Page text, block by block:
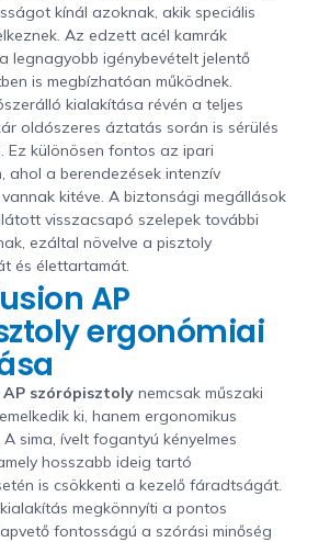
kínál azoknak, akik speciális
Az edzett acél kamrák
legnagyobb igénybevételt jelentő
is megbízhatóan működnek.
kialakítása révén a teljes
oldószeres áztatás során is sérülés
Ez különösen fontos az ipari
ahol a berendezések intenzív
kitéve. A biztonsági megállások
visszacsapó szelepek további
ezáltal növelve a pisztoly
és élettartamát.
AP
ergonómiai
AP szórópisztoly nemcsak műszaki
ki, hanem ergonomikus
sima, ívelt fogantyú kényelmes
hosszabb ideig tartó
is csökkenti a kezelő fáradtságát.
megkönnyíti a pontos
fontosságú a szórási minőség